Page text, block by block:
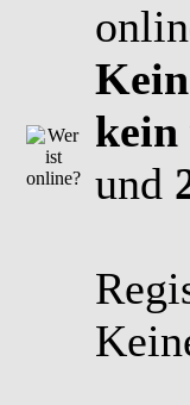
Kein
kein
und